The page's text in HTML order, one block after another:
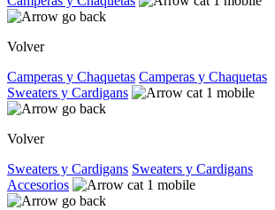
Volver
Camperas y Chaquetas Camperas y Chaquetas
Sweaters y Cardigans
Volver
Sweaters y Cardigans Sweaters y Cardigans
Accesorios